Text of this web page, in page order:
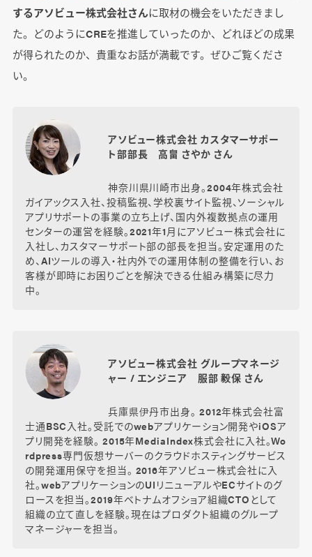
するアソビュー株式会社さんに取材の機会をいただきまし
た。どのようにCREを推進していったのか、どれほどの成果
が得られたのか、貴重なお話が満載です。ぜひご覧くださ
い。
アソビュー株式会社 カスタマーサポー
ト部部長 高畠 さやか さん
神奈川県川崎市出身。2004年株式会社
ガイアックス入社、投稿監視、学校裏サイト監視、ソーシャル
アプリサポートの事業の立ち上げ、国内外複数拠点の運用
センターの運営を経験。2021年1月にアソビュー株式会社に
入社し、カスタマーサポート部の部長を担当。安定運用のた
め、AIツールの導入・社内外での運用体制の整備を行い、お
客様が即時にお困りごとを解決できる仕組み構築に尽力
中。
アソビュー株式会社 グループマネージ
ャー / エンジニア 服部 毅保 さん
兵庫県伊丹市出身。 2012年株式会社富
士通BSC入社。受託でのwebアプリケーション開発やiOSア
プリ開発を経験。 2015年MediaIndex株式会社に入社。Wo
rdpress専門仮想サーバーのクラウドホスティングサービス
の開発運用保守を担当。 2016年アソビュー株式会社に入
社。webアプリケーションのUIリニューアルやECサイトのグ
ロースを担当。2019年ベトナムオフショア組織CTOとして
組織の立て直しを経験。現在はプロダクト組織のグループ
マネージャーを担当。